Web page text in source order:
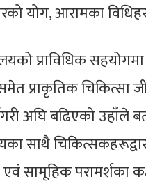
योग, आरामका
प्राविधिक
प्राकृतिक चिकित्सा
अघि बढिएको उहाँले
साथै
एवं सामूहिक